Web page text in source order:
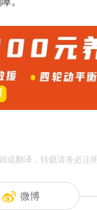
或翻译，转载请务必注明
微博